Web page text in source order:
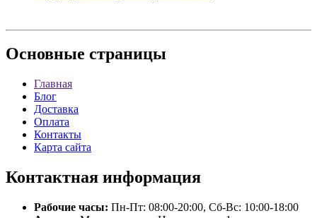
Основные страницы
Главная
Блог
Доставка
Оплата
Контакты
Карта сайта
Контактная информация
Рабочие часы: Пн-Пт: 08:00-20:00, Сб-Вс: 10:00-18:00